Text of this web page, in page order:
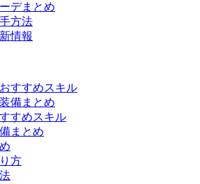
デまとめ
方法
情報
すすめスキル
備まとめ
すめスキル
まとめ
方